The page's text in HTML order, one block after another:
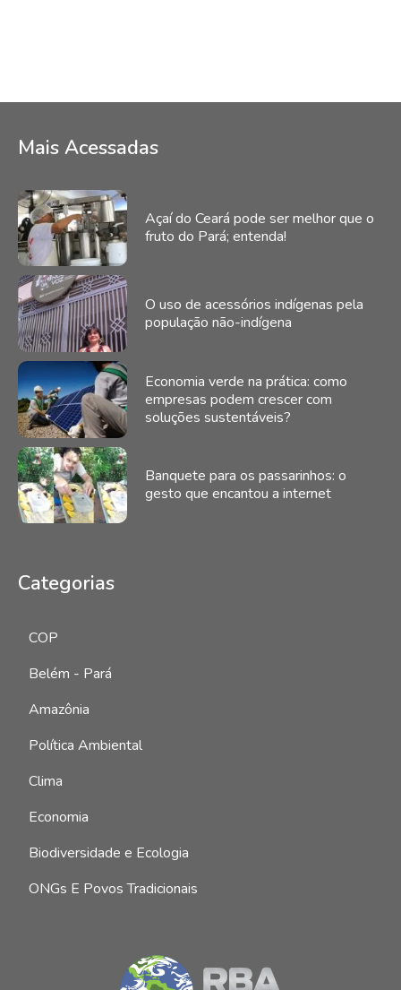
Mais Acessadas
Açaí do Ceará pode ser melhor que o
fruto do Pará; entenda!
O uso de acessórios indígenas pela
população não-indígena
Economia verde na prática: como
empresas podem crescer com
soluções sustentáveis?
Banquete para os passarinhos: o
gesto que encantou a internet
Categorias
COP
Belém - Pará
Amazônia
Política Ambiental
Clima
Economia
Biodiversidade e Ecologia
ONGs E Povos Tradicionais